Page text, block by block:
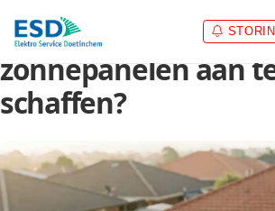
Is het nog slim om
zonnepanelen aan
schaffen?